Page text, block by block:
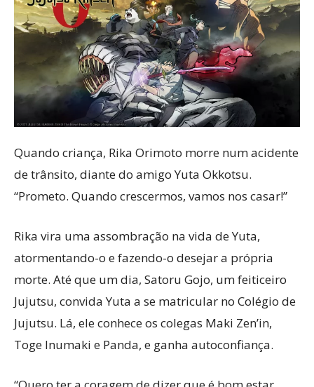
Quando criança, Rika Orimoto morre num acidente
de trânsito, diante do amigo Yuta Okkotsu.
“Prometo. Quando crescermos, vamos nos casar!”
Rika vira uma assombração na vida de Yuta,
atormentando-o e fazendo-o desejar a própria
morte. Até que um dia, Satoru Gojo, um feiticeiro
Jujutsu, convida Yuta a se matricular no Colégio de
Jujutsu. Lá, ele conhece os colegas Maki Zen’in,
Toge Inumaki e Panda, e ganha autoconfiança.